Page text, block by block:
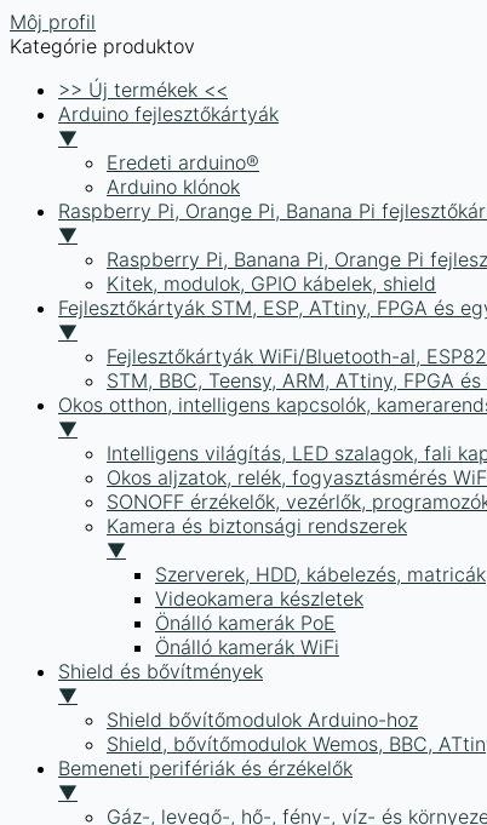
Môj profil
Kategórie produktov
>> Új termékek <<
Arduino fejlesztőkártyák
▼
Eredeti arduino®
Arduino klónok
Raspberry Pi, Orange Pi, Banana Pi
▼
Raspberry Pi, Banana Pi, Orange Pi
Kitek, modulok, GPIO kábelek, shield
Fejlesztőkártyák STM, ESP, ATtiny, FPGA és
▼
Fejlesztőkártyák WiFi/Bluetooth-al,
STM, BBC, Teensy, ARM, ATtiny, FPGA
Okos otthon, intelligens kapcsolók,
▼
Intelligens világítás, LED szalagok, fali
Okos aljzatok, relék, fogyasztásmérés
SONOFF érzékelők, vezérlők,
Kamera és biztonsági rendszerek
▼
Szerverek, HDD, kábelezés, matricák
Videokamera készletek
Önálló kamerák PoE
Önálló kamerák WiFi
Shield és bővítmények
▼
Shield bővítőmodulok Arduino-hoz
Shield, bővítőmodulok Wemos, BBC,
Bemeneti perifériák és érzékelők
▼
Gáz-, levegő-, hő-, fény-, víz- és